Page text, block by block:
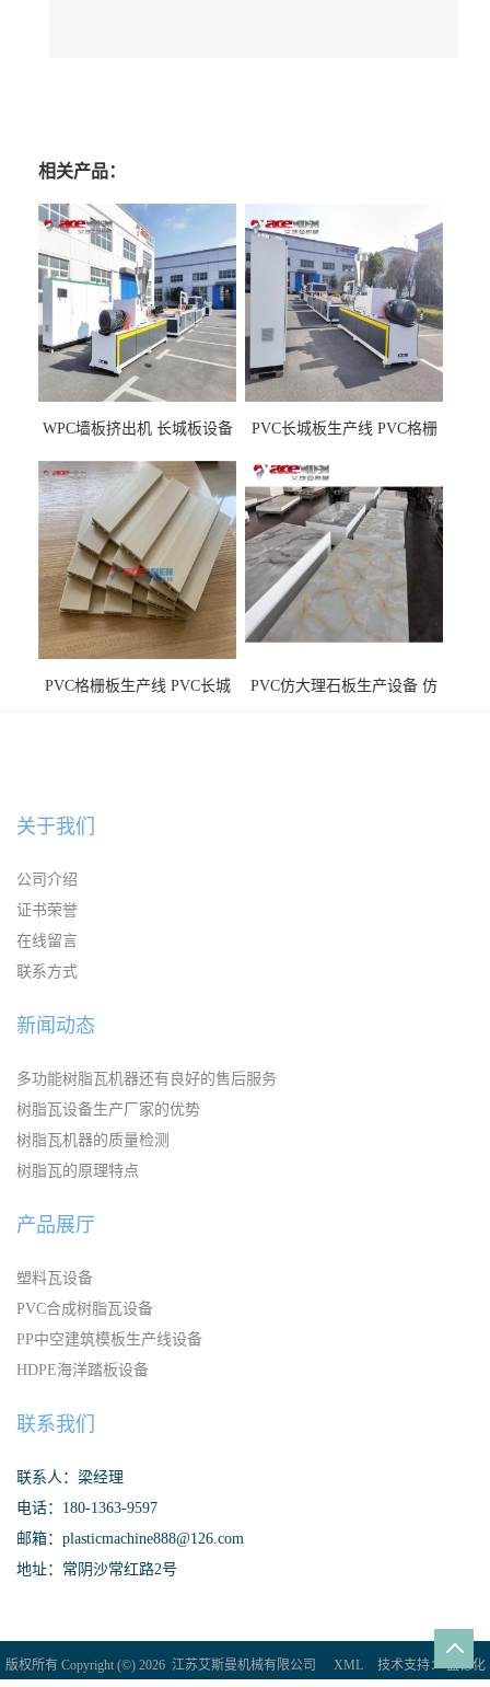
相关产品：
WPC墙板挤出机 长城板设备
PVC长城板生产线 PVC格栅
PVC格栅板生产线 PVC长城
PVC仿大理石板生产设备 仿
关于我们
公司介绍
证书荣誉
在线留言
联系方式
新闻动态
多功能树脂瓦机器还有良好的售后服务
树脂瓦设备生产厂家的优势
树脂瓦机器的质量检测
树脂瓦的原理特点
产品展厅
塑料瓦设备
PVC合成树脂瓦设备
PP中空建筑模板生产线设备
HDPE海洋踏板设备
联系我们
联系人：梁经理
电话：180-1363-9597
邮箱：plasticmachine888@126.com
地址：常阴沙常红路2号
版权所有 Copyright (©) 2026 江苏艾斯曼机械有限公司 XML 技术支持：盖德化